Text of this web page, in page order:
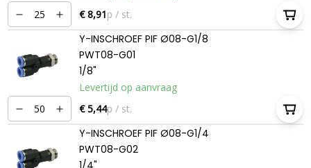
€ 8,91p / st.
Y-INSCHROEF PIF Ø08-G1/8
PWT08-G01
1/8"
Levertijd op aanvraag
€ 5,44p / st.
Y-INSCHROEF PIF Ø08-G1/4
PWT08-G02
1/4"